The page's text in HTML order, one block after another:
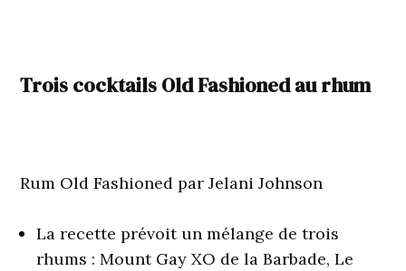
Trois cocktails Old Fashioned au rhum
Rum Old Fashioned par Jelani Johnson
La recette prévoit un mélange de trois
rhums : Mount Gay XO de la Barbade, Le